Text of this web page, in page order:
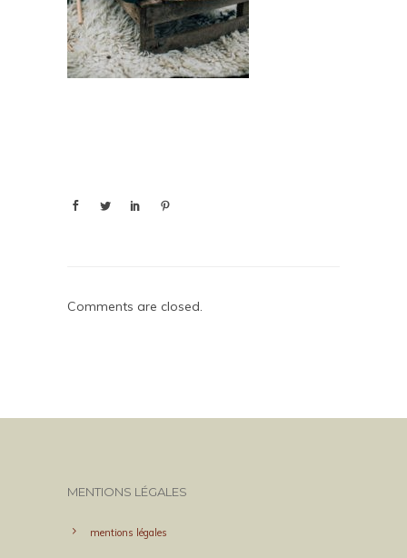
Comments are closed.
MENTIONS LÉGALES
mentions légales